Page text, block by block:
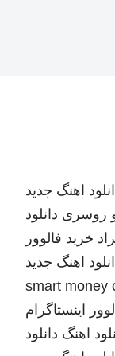
اهنگ جدید
روسری دانلود
خرید فالوور
اهنگ جدید
smart money
اینستاگرام
اهنگ دانلود